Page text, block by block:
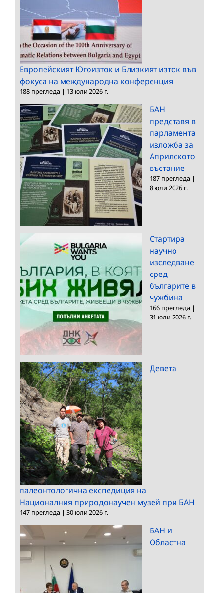
Европейският Югоизток и Близкият изток във
фокуса на международна конференция
188 прегледа | 13 юли 2026 г.
БАН
представя в
парламента
изложба за
Априлското
въстание
187 прегледа |
8 юли 2026 г.
Стартира
научно
изследване
сред
българите в
чужбина
166 прегледа |
31 юли 2026 г.
Девета
палеонтологична експедиция на
Националния природонаучен музей при БАН
147 прегледа | 30 юли 2026 г.
БАН и
Областна